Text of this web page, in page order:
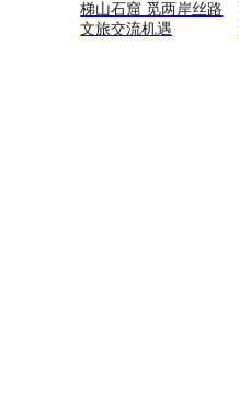
梯山石窟 觅两岸丝路
文旅交流机遇